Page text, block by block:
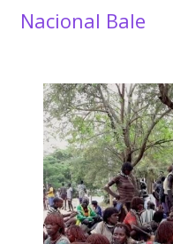
Nacional Bale